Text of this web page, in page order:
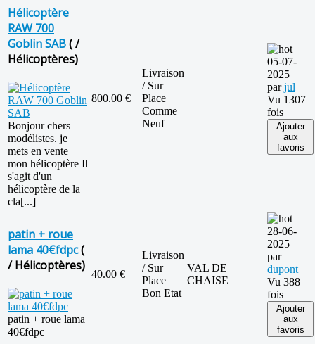
Hélicoptère
RAW 700
Goblin SAB( /
Hélicoptères)
Bonjour chers
modélistes. je
mets en vente
mon hélicoptère Il
s'agit d'un
hélicoptère de la
cla[...]
800.00 €
Livraison
/ Sur
Place
Comme
Neuf
05-07-
2025
parjul
Vu 1307
fois
Ajouter
aux
favoris
patin + roue
lama 40€fdpc(
/ Hélicoptères)
patin + roue lama
40€fdpc
40.00 €
Livraison
/ Sur
Place
Bon Etat
VAL DE
CHAISE
28-06-
2025
par
dupont
Vu 388
fois
Ajouter
aux
favoris